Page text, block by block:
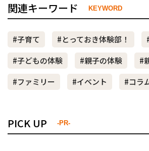
関連キーワード KEYWORD
#子育て #とっておき体験部！
#子どもの体験
#親子の体験 #
#ファミリー
#イベント #コラ
PICK UP -PR-